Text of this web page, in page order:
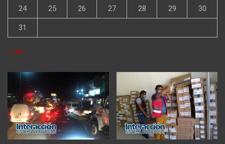
24 25 26 27 28 29 30
31
« Jul